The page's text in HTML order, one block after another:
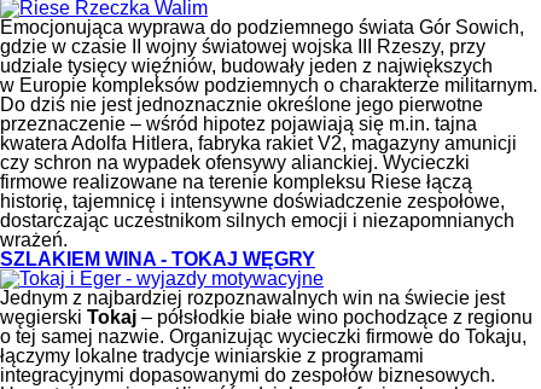
Emocjonująca wyprawa do podziemnego świata Gór Sowich,
gdzie w czasie II wojny światowej wojska III Rzeszy, przy
udziale tysięcy więźniów, budowały jeden z największych
w Europie kompleksów podziemnych o charakterze militarnym.
Do dziś nie jest jednoznacznie określone jego pierwotne
przeznaczenie – wśród hipotez pojawiają się m.in. tajna
kwatera Adolfa Hitlera, fabryka rakiet V2, magazyny amunicji
czy schron na wypadek ofensywy alianckiej. Wycieczki
firmowe realizowane na terenie kompleksu Riese łączą
historię, tajemnicę i intensywne doświadczenie zespołowe,
dostarczając uczestnikom silnych emocji i niezapomnianych
wrażeń.
SZLAKIEM WINA - TOKAJ WĘGRY
Jednym z najbardziej rozpoznawalnych win na świecie jest
węgierski Tokaj – półsłodkie białe wino pochodzące z regionu
o tej samej nazwie. Organizując wycieczki firmowe do Tokaju,
łączymy lokalne tradycje winiarskie z programami
integracyjnymi dopasowanymi do zespołów biznesowych.